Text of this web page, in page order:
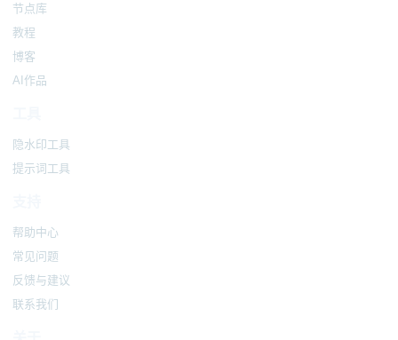
节点库
教程
博客
AI作品
隐水印工具
提示词工具
帮助中心
常见问题
反馈与建议
联系我们